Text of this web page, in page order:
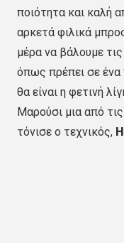
ποιότητα και καλή
αρκετά φιλικά
μέρα να βάλουμε
όπως πρέπει σε
θα είναι η φετινή
Μαρούσι μια από
τόνισε ο τεχνικός,